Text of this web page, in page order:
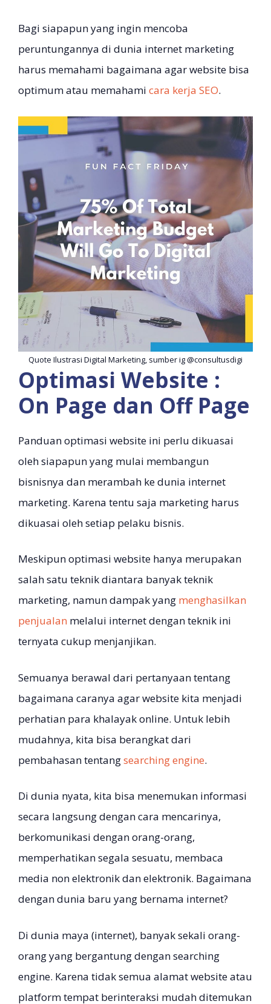
Bagi siapapun yang ingin mencoba
peruntungannya di dunia internet marketing
harus memahami bagaimana agar website bisa
optimum atau memahami cara kerja SEO.
Quote Ilustrasi Digital Marketing, sumber ig @consultusdigi
Optimasi Website :
On Page dan Off Page
Panduan optimasi website ini perlu dikuasai
oleh siapapun yang mulai membangun
bisnisnya dan merambah ke dunia internet
marketing. Karena tentu saja marketing harus
dikuasai oleh setiap pelaku bisnis.
Meskipun optimasi website hanya merupakan
salah satu teknik diantara banyak teknik
marketing, namun dampak yang menghasilkan
penjualan melalui internet dengan teknik ini
ternyata cukup menjanjikan.
Semuanya berawal dari pertanyaan tentang
bagaimana caranya agar website kita menjadi
perhatian para khalayak online. Untuk lebih
mudahnya, kita bisa berangkat dari
pembahasan tentangsearching engine.
Di dunia nyata, kita bisa menemukan informasi
secara langsung dengan cara mencarinya,
berkomunikasi dengan orang-orang,
memperhatikan segala sesuatu, membaca
media non elektronik dan elektronik. Bagaimana
dengan dunia baru yang bernama internet?
Di dunia maya (internet), banyak sekali orang-
orang yang bergantung dengan searching
engine. Karena tidak semua alamat website atau
platform tempat berinteraksi mudah ditemukan